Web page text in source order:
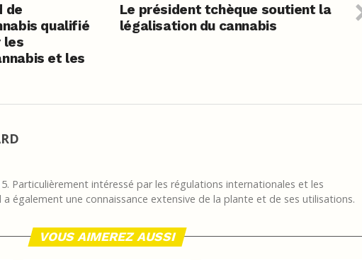
Le président tchèque soutient la
légalisation du cannabis
de
qualifié
les
et les
Particulièrement intéressé par les régulations internationales et les
également une connaissance extensive de la plante et de ses utilisations.
VOUS AIMEREZ AUSSI